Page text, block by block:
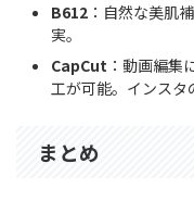
B612 ：自然な美肌
実。
CapCut ：動画編集
工が可能。インスタ
まとめ